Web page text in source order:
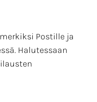
Postille ja
Halutessaan